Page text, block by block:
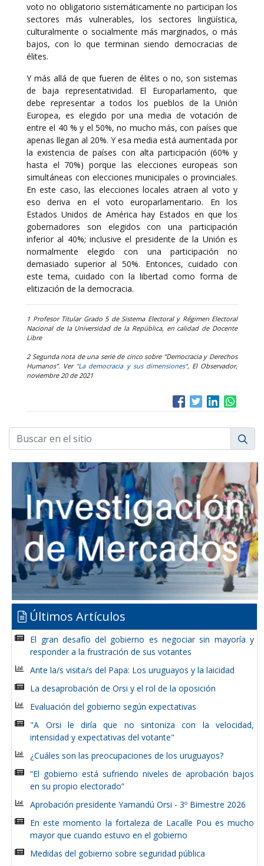
voto no obligatorio sistemáticamente no participan los
sectores más vulnerables, los sectores lingüística,
culturalmente o socialmente más marginados, o más
bajos, con lo que terminan siendo democracias de
élites.
Y más allá de que fueren de élites o no, son sistemas
de baja representatividad. El Europarlamento, que
debe representar a todos los pueblos de la Unión
Europea, es elegido por una media de votación de
entre el 40 % y el 50%, no mucho más, con países que
apenas llegan al 20%. Y esa media está aumentada por
la existencia de países con alta participación (60% y
hasta el 70%) porque las elecciones europeas son
simultáneas con elecciones municipales o provinciales.
En este caso, las elecciones locales atraen al voto y
eso deriva en el voto europarlamentario. En los
Estados Unidos de América hay Estados en que los
gobernadores son elegidos con una participación
inferior al 40%; inclusive el presidente de la Unión es
normalmente elegido con una participación no
demasiado superior al 50%. Entonces, cuidado con
este tema, cuidado con la libertad como forma de
elitización de la democracia.
1 Profesor Titular Grado 5 de Sistema Electoral y Régimen Electoral
Nacional de la Universidad de la República, en calidad de Docente
Libre
2 Segunda nota de una serie de cinco sobre “Democracia y Derechos
Humanos”. Ver “La democracia y sus dimensiones“, El Observador,
noviembre 20 de 2021
Últimos Artículos
El gran desafío del gobierno es negociar sin mayoría y
responder a la frustración de sus votantes
Ante la/s visita/s del Papa: Los uruguayos y la laicidad
La desaprobación de Orsi y el rol de la oposición
Evaluación del gobierno según expectativas
"A Orsi le diría que no sintoniza con la velocidad,
intensidad y expectativas del votante"
¿Cuáles son las preocupaciones de los uruguayos?
“El gobierno está sufriendo niveles de aprobación bajos
en su propio electorado”
Aprobación presidente Yamandú Orsi - 3º Bimestre 2026
En este momento la fortaleza de Lacalle Pou es mucho
mayor que cuando estuvo en el gobierno
Medidas del gobierno sobre seguridad pública